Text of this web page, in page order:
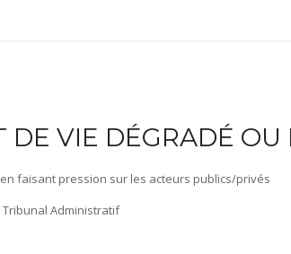
VIE DÉGRADÉ
faisant pression sur les acteurs publics/privés
Administratif